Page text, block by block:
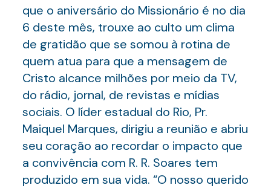
que o aniversário do Missionário é no dia
6 deste mês, trouxe ao culto um clima
de gratidão que se somou à rotina de
quem atua para que a mensagem de
Cristo alcance milhões por meio da TV,
do rádio, jornal, de revistas e mídias
sociais. O líder estadual do Rio, Pr.
Maiquel Marques, dirigiu a reunião e abriu
seu coração ao recordar o impacto que
a convivência com R. R. Soares tem
produzido em sua vida. “O nosso querido